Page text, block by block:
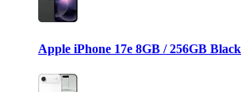
Apple iPhone 17e 8GB / 256GB Black